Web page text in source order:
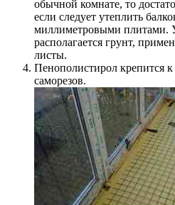
обычной комнате, то
если следует утеплить
миллиметровыми плитами.
располагается грунт,
листы.
Пенополистирол крепится
саморезов.